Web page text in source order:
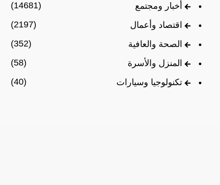
أخبار ومجتمع
(14681)
اقتصاد وأعمال
(2197)
الصحة والعافية
(352)
المنزل والأسرة
(58)
تكنولوجيا وسيارات
(40)